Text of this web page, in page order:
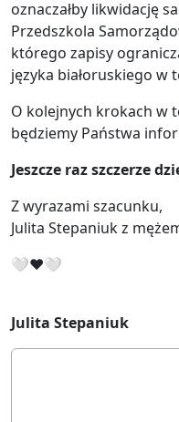
oznaczałby likwidację
Przedszkola
którego zapisy
języka białoruskiego w
O kolejnych krokach w
będziemy Państwa
Jeszcze raz szczerze
Z wyrazami szacunku,
Julita Stepaniuk z
🤍❤🤍
Julita Stepaniuk